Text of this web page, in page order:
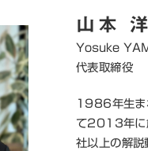
山本
Yosuke
代表取締役
1986年生ま
て2013年に
社以上の解